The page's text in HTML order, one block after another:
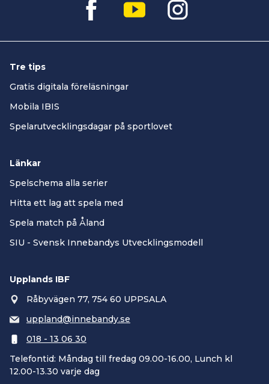
Tre tips
Gratis digitala föreläsningar
Mobila IBIS
Spelarutvecklingsdagar på sportlovet
Länkar
Spelschema alla serier
Hitta ett lag att spela med
Spela match på Åland
SIU - Svensk Innebandys Utvecklingsmodell
Upplands IBF
Råbyvägen 77, 754 60 UPPSALA
uppland@innebandy.se
018 - 13 06 30
Telefontid: Måndag till fredag 09.00-16.00, Lunch kl
12.00-13.30 varje dag